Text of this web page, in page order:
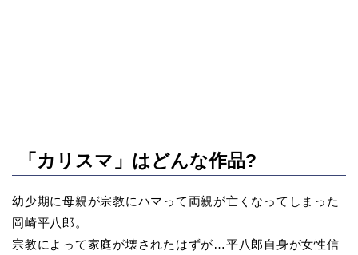
「カリスマ」はどんな作品?
幼少期に母親が宗教にハマって両親が亡くなってしまった
岡崎平八郎。
宗教によって家庭が壊されたはずが…平八郎自身が女性信